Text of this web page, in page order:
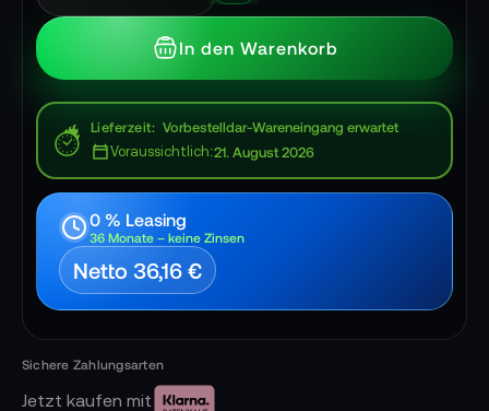
In den Warenkorb
Lieferzeit Vorbestelldar-Wareneingang erwartet
Voraussichtlich:21. August 2026
0 % Leasing
36 Monate – keine Zinsen
Netto 36,16 €
Jetzt kaufen mit